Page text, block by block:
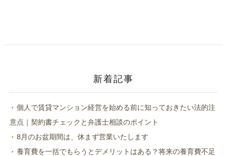
開 し
開
ま
す)
新着記事
個人で賃貸マンション経営を始める前に知っておきたい法的注
意点｜契約書チェックと弁護士相談のポイント
8月のお盆期間は、休まず営業いたします
養育費を一括でもらうとデメリットはある？将来の養育費不足